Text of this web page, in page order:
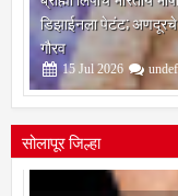
ब्राह्मी लिपीचे भारतीय
डिझाईनला पेटंट; अणदूरचे
गौरव
15 2026
सोलापूर जिल्हा